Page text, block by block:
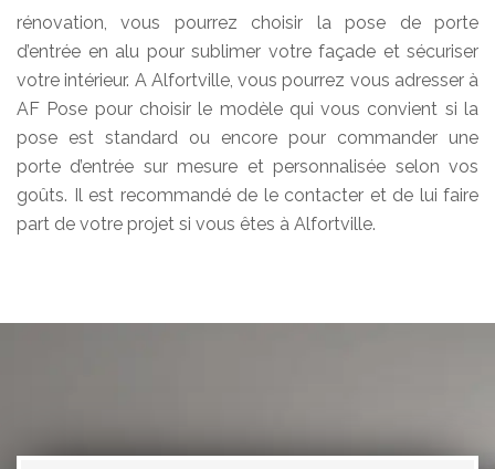
rénovation, vous pourrez choisir la pose de porte
d’entrée en alu pour sublimer votre façade et sécuriser
votre intérieur. A Alfortville, vous pourrez vous adresser à
AF Pose pour choisir le modèle qui vous convient si la
pose est standard ou encore pour commander une
porte d’entrée sur mesure et personnalisée selon vos
goûts. Il est recommandé de le contacter et de lui faire
part de votre projet si vous êtes à Alfortville.